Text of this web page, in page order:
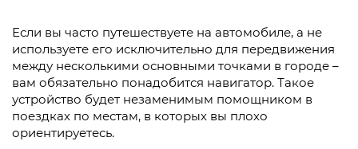
Если вы часто путешествуете на автомобиле, а не
используете его исключительно для передвижения
между несколькими основными точками в городе –
вам обязательно понадобится навигатор. Такое
устройство будет незаменимым помощником в
поездках по местам, в которых вы плохо
ориентируетесь.